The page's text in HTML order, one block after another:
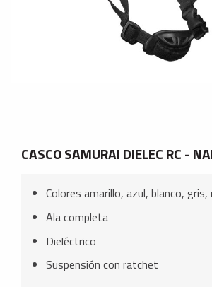
CASCO SAMURAI DIELEC RC -
Colores amarillo, azul, blanco, gris,
Ala completa
Dieléctrico
Suspensión con ratchet